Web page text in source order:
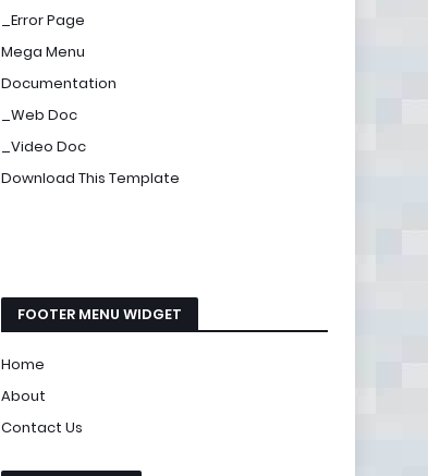
_Error Page
Mega Menu
Documentation
_Web Doc
_Video Doc
Download This Template
FOOTER MENU WIDGET
Home
About
Contact Us